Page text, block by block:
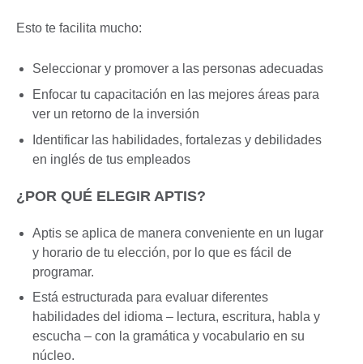
Esto te facilita mucho:
Seleccionar y promover a las personas adecuadas
Enfocar tu capacitación en las mejores áreas para
ver un retorno de la inversión
Identificar las habilidades, fortalezas y debilidades
en inglés de tus empleados
¿POR QUÉ ELEGIR APTIS?
Aptis se aplica de manera conveniente en un lugar
y horario de tu elección, por lo que es fácil de
programar.
Está estructurada para evaluar diferentes
habilidades del idioma – lectura, escritura, habla y
escucha – con la gramática y vocabulario en su
núcleo.